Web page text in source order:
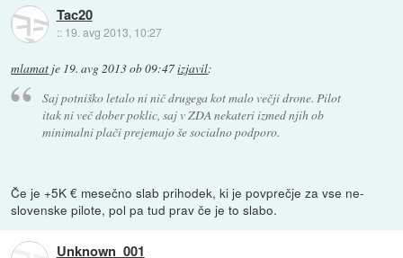
Tac20
:: 19. avg 2013, 10:27
mlamat je 19. avg 2013 ob 09:47izjavil:
Saj potniško letalo ni nič drugega kot malo večji drone. Pilot
itak ni več dober poklic, saj v ZDA nekateri izmed njih ob
minimalni plači prejemajo še socialno podporo.
Če je +5K € mesečno slab prihodek, ki je povprečje za vse ne-
slovenske pilote, pol pa tud prav če je to slabo.
Unknown_001